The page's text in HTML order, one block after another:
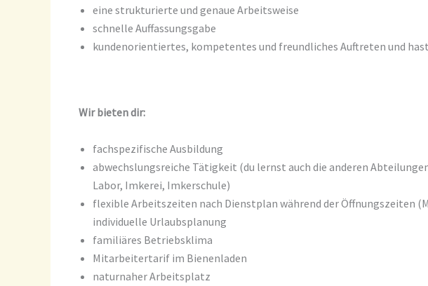
eine strukturierte und genaue Arbeitsweise
schnelle Auffassungsgabe
kundenorientiertes, kompetentes und freundliches Auftreten und
Wir bieten dir:
fachspezifische Ausbildung
abwechslungsreiche Tätigkeit (du lernst auch die anderen
Labor, Imkerei, Imkerschule)
flexible Arbeitszeiten nach Dienstplan während der Öffnungszeiten
individuelle Urlaubsplanung
familiäres Betriebsklima
Mitarbeitertarif im Bienenladen
naturnaher Arbeitsplatz